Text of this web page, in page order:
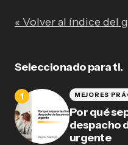
« Volver al índice del
Seleccionado para ti.
Por qué
despacho
urgente
MEJORES